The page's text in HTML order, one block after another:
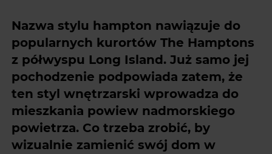
Nazwa stylu hampton nawiązuje do
popularnych kurortów The Hamptons
z półwyspu Long Island. Już samo jej
pochodzenie podpowiada zatem, że
ten styl wnętrzarski wprowadza do
mieszkania powiew nadmorskiego
powietrza. Co trzeba zrobić, by
wizualnie zamienić swój dom w